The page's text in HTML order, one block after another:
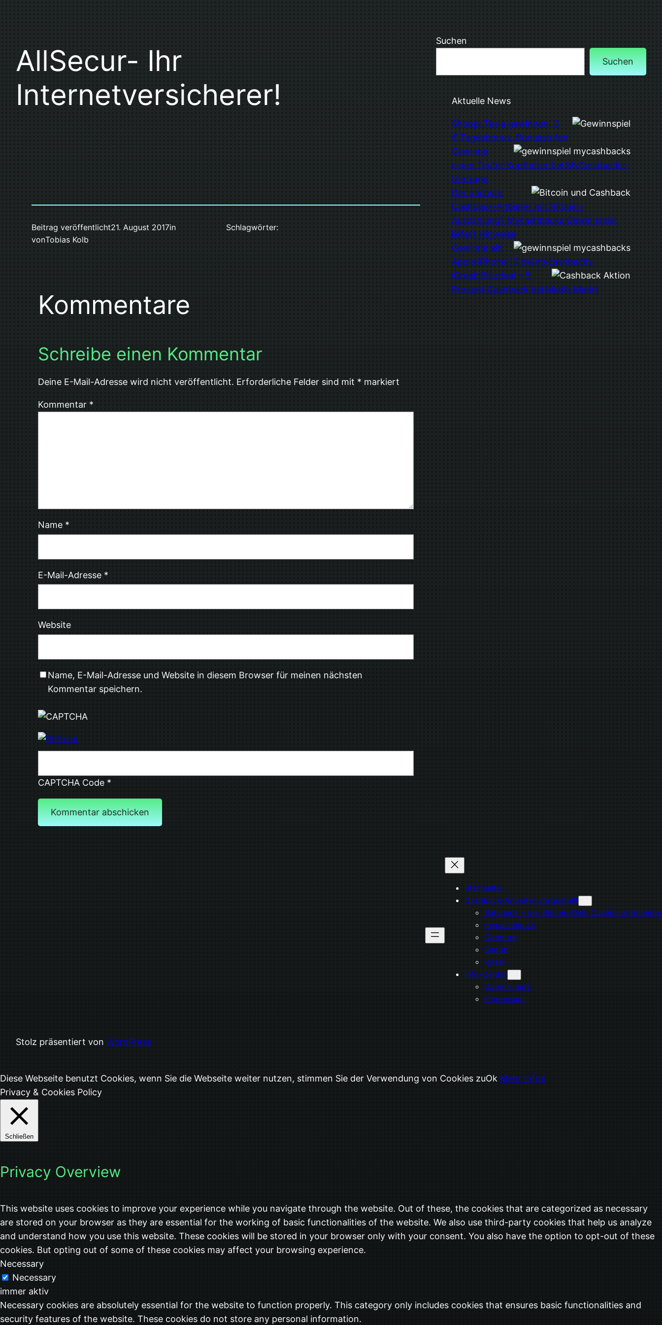
AllSecur- Ihr
Internetversicherer!
Beitrag veröffentlicht21. August 2017in
vonTobias Kolb
Schlagwörter:
Kommentare
Schreibe einen Kommentar
Deine E-Mail-Adresse wird nicht veröffentlicht. Erforderliche Felder sind mit * markiert
Kommentar *
Name *
E-Mail-Adresse *
Website
Name, E-Mail-Adresse und Website in diesem Browser für meinen nächsten
Kommentar speichern.
CAPTCHA Code *
Suchen
Suchen
Aktuelle News
Shoop: Tesla gewinnen, 3
€ Tagesbonus, Bonusstufen
Gewinne
einen Teufel-Kopfhörer bei MyCashbacks-
Umfrage
Der nächste
Cashback-Anbieter mit Bitcoin-
Auszahlung? Mycashbacks Gewinnspiel
liefert Hinweise
Gewinne ein
Apple iPhone 13 bei mycashbacks
iGraal: Blitzdeal – 5
Prozent Cashback bei Media Markt
Startseite
Cashback-Anbieter vorgestellt
Satsback – der Bitcoin-Only Cashback-Anbieter
mycashbacks
Getmore
Shoop
igraal
Info-Center
Datenschutz
Impressum
Stolz präsentiert von WordPress
Diese Webseite benutzt Cookies, wenn Sie die Webseite weiter nutzen, stimmen Sie der Verwendung von Cookies zuOk Mehr Infos
Privacy & Cookies Policy
Schließen
Privacy Overview
This website uses cookies to improve your experience while you navigate through the website. Out of these, the cookies that are categorized as necessary
are stored on your browser as they are essential for the working of basic functionalities of the website. We also use third-party cookies that help us analyze
and understand how you use this website. These cookies will be stored in your browser only with your consent. You also have the option to opt-out of these
cookies. But opting out of some of these cookies may affect your browsing experience.
Necessary
Necessary
immer aktiv
Necessary cookies are absolutely essential for the website to function properly. This category only includes cookies that ensures basic functionalities and
security features of the website. These cookies do not store any personal information.